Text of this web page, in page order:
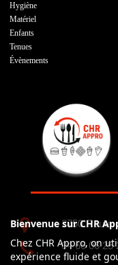
Hygiène
Matériel
Enfants
Tenues
Évènements
2750 Route
04 66 06 25
Bienvenue sur CHR
Chez CHR Appro, on
expérience fluide et